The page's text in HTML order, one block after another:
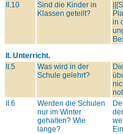
II.10
Sind die Kinder in
Klassen geteilt?
in
II. Unterricht.
II.5
Was wird in der
Schule gelehrt?
II.6
Werden die Schulen
nur im Winter
gehalten? Wie
lange?